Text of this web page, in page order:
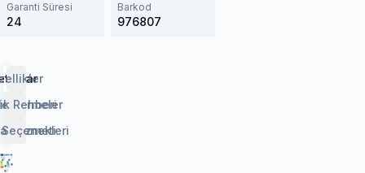
Garanti Süresi
24
Barkod
976807
Rehberi
Hizmeti